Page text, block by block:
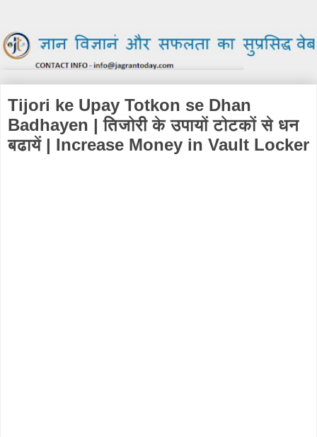
Tijori ke Upay Totkon se Dhan
Badhayen | तिजोरी के उपायों टोटकों से धन
बढायें | Increase Money in Vault Locker